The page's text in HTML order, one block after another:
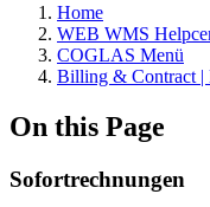
Home
WEB WMS
COGLAS Menü
Billing & Contract |
On this Page
Sofortrechnungen